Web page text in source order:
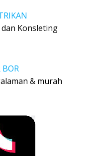
Konsleting
BOR
& murah